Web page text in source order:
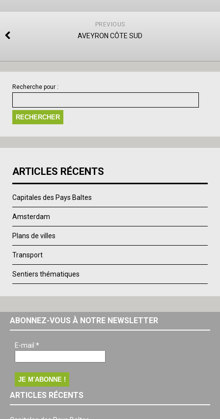
PREVIOUS
AVEYRON CÔTE SUD
Recherche pour :
ARTICLES RÉCENTS
Capitales des Pays Baltes
Amsterdam
Plans de villes
Transport
Sentiers thématiques
ABONNEZ-VOUS À NOTRE NEWSLETTER
E-mail *
ARTICLES RÉCENTS